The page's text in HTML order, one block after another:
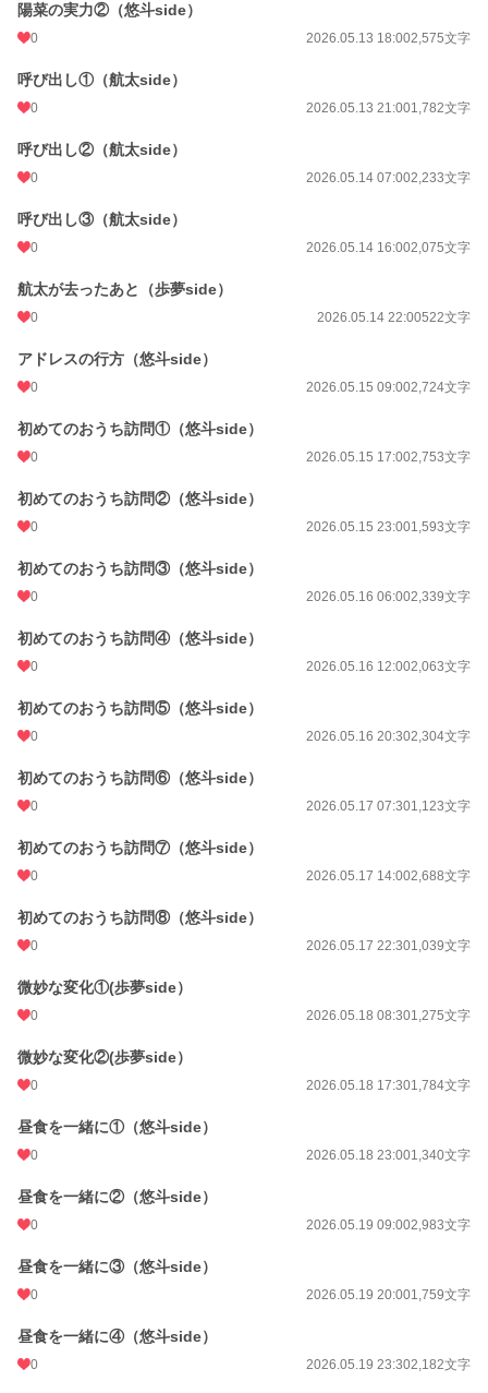
陽菜の実力②（悠斗side）
0 2026.05.13 18:002,575文字
呼び出し①（航太side）
0 2026.05.13 21:001,782文字
呼び出し②（航太side）
0 2026.05.14 07:002,233文字
呼び出し③（航太side）
0 2026.05.14 16:002,075文字
航太が去ったあと（歩夢side）
0 2026.05.14 22:00522文字
アドレスの行方（悠斗side）
0 2026.05.15 09:002,724文字
初めてのおうち訪問①（悠斗side）
0 2026.05.15 17:002,753文字
初めてのおうち訪問②（悠斗side）
0 2026.05.15 23:001,593文字
初めてのおうち訪問③（悠斗side）
0 2026.05.16 06:002,339文字
初めてのおうち訪問④（悠斗side）
0 2026.05.16 12:002,063文字
初めてのおうち訪問⑤（悠斗side）
0 2026.05.16 20:302,304文字
初めてのおうち訪問⑥（悠斗side）
0 2026.05.17 07:301,123文字
初めてのおうち訪問⑦（悠斗side）
0 2026.05.17 14:002,688文字
初めてのおうち訪問⑧（悠斗side）
0 2026.05.17 22:301,039文字
微妙な変化①(歩夢side）
0 2026.05.18 08:301,275文字
微妙な変化②(歩夢side）
0 2026.05.18 17:301,784文字
昼食を一緒に①（悠斗side）
0 2026.05.18 23:001,340文字
昼食を一緒に②（悠斗side）
0 2026.05.19 09:002,983文字
昼食を一緒に③（悠斗side）
0 2026.05.19 20:001,759文字
昼食を一緒に④（悠斗side）
0 2026.05.19 23:302,182文字